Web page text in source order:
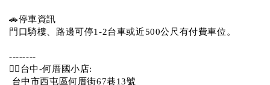
🚗停車資訊
門口騎樓、路邊可停1-2台車或近500公尺有付費車位。
--------
💁‍♀️台中-何厝國小店:
台中市西屯區何厝街67巷13號